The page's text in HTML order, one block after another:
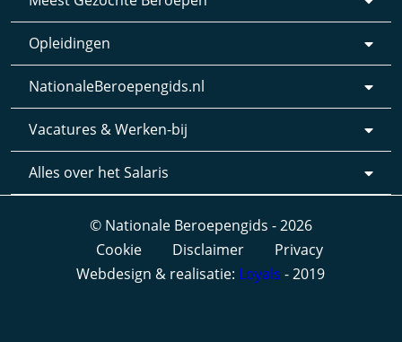
Opleidingen
NationaleBeroepengids.nl
Vacatures & Werken-bij
Alles over het Salaris
© Nationale Beroepengids - 2026
Cookie
Disclaimer
Privacy
Webdesign & realisatie: Loyals - 2019